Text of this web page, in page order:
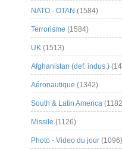
NATO - OTAN (1584)
Terrorisme (1584)
UK (1513)
Afghanistan (def. indus.)
Aéronautique (1342)
South & Latin America
Missile (1126)
Photo - Video du jour (1096)